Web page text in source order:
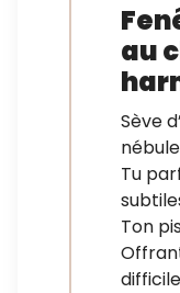
au
Sève
Tu
Ton